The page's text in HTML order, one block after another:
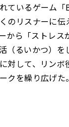
ているゲーム「
のリスナーに伝
から「ストレ
（るいかつ）
対して、リン
クを繰り広げた。